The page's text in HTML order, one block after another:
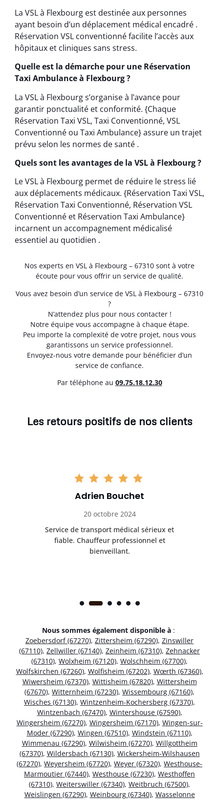
La VSL à Flexbourg est destinée aux personnes
ayant besoin d’un déplacement médical encadré .
Réservation VSL conventionné facilite l’accès aux
hôpitaux et cliniques sans stress.
Quelle est la démarche pour une Réservation
Taxi Ambulance à Flexbourg ?
La VSL à Flexbourg s’organise à l’avance pour
garantir ponctualité et conformité. {Chaque
Réservation Taxi VSL, Taxi Conventionné, VSL
Conventionné ou Taxi Ambulance} assure un trajet
prévu selon les normes de santé .
Quels sont les avantages de la VSL à Flexbourg ?
Le VSL à Flexbourg permet de réduire le stress lié
aux déplacements médicaux. {Réservation Taxi VSL,
Réservation Taxi Conventionné, Réservation VSL
Conventionné et Réservation Taxi Ambulance}
incarnent un accompagnement médicalisé
essentiel au quotidien .
Nos experts en VSL à Flexbourg – 67310 sont à votre
écoute pour vous offrir un service de qualité.
Vous avez besoin d’un service de VSL à Flexbourg – 67310
?
N’attendez plus pour nous contacter !
Notre équipe vous accompagne à chaque étape.
Peu importe la complexité de votre projet, nous vous
garantissons un service professionnel.
Envoyez-nous votre demande pour bénéficier d’un
service de confiance.
Par téléphone au 09.75.18.12.30
Les retours positifs de nos clients
Adrien Bouchet
20 octobre 2024
Service de transport médical sérieux et
fiable. Chauffeur professionnel et
bienveillant.
Nous sommes également disponible à :
Zoebersdorf (67270), Zittersheim (67290), Zinswiller
(67110), Zellwiller (67140), Zeinheim (67310), Zehnacker
(67310), Wolxheim (67120), Wolschheim (67700),
Wolfskirchen (67260), Wolfisheim (67202), Wœrth (67360),
Wiwersheim (67370), Wittisheim (67820), Wittersheim
(67670), Witternheim (67230), Wissembourg (67160),
Wisches (67130), Wintzenheim-Kochersberg (67370),
Wintzenbach (67470), Wintershouse (67590),
Wingersheim (67270), Wingersheim (67170), Wingen-sur-
Moder (67290), Wingen (67510), Windstein (67110),
Wimmenau (67290), Wilwisheim (67270), Willgottheim
(67370), Wildersbach (67130), Wickersheim-Wilshausen
(67270), Weyersheim (67720), Weyer (67320), Westhouse-
Marmoutier (67440), Westhouse (67230), Westhoffen
(67310), Weiterswiller (67340), Weitbruch (67500),
Weislingen (67290), Weinbourg (67340), Wasselonne